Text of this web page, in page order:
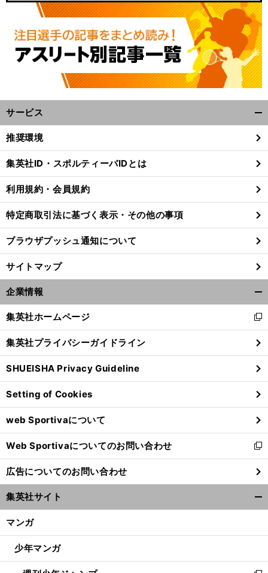
サービス
閉
る
推奨環境
集英社ID・スポルティーバIDとは
利用規約・会員規約
特定商取引法に基づく表示・その他の事項
ブラウザプッシュ通知について
サイトマップ
企業情報
閉
る
集英社ホームページ
新
し
い
ウ
ィ
ン
ド
ウ
で
開
く
集英社プライバシーガイドライン
SHUEISHA Privacy Guideline
Setting of Cookies
web Sportivaについて
Web Sportivaについてのお問い合わせ
新
し
い
ウ
ィ
ン
ウ
開
広告についてのお問い合わせ
集英社サイト
マンガ
少年マンガ